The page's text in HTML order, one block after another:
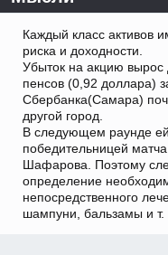
Каждый класс активов
риска и доходности.
Убыток на акцию
пенсов (0,92 доллара)
Сбербанка(Самара)
другой город.
В следующем раунде ей
победительницей
Шафарова. Поэтому
определение
непосредственного
шампуни, бальзамы и т.